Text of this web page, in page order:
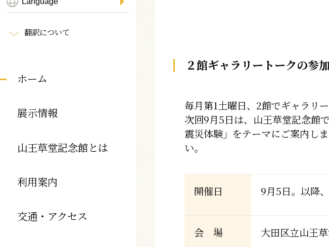
翻訳について
ホーム
展示情報
山王草堂記念館とは
利用案内
交通・アクセス
２館ギャラリートークの参
毎月第1土曜日、2館でギャラリ
次回9月5日は、山王草堂記念館
震災体験」をテーマにご案内し
い。
開催日 9月5日。以降
会 場 大田区立山王